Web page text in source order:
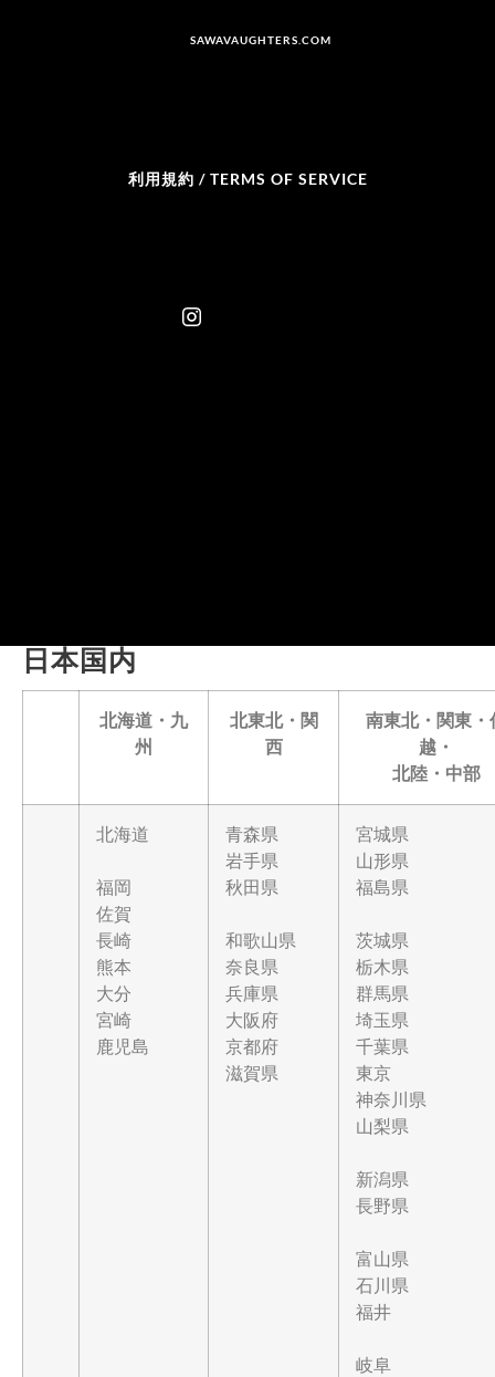
SAWAVAUGHTERS.COM
利用規約 / TERMS OF SERVICE
日本国内
北海道・九
州
北東北・関
西
南東北・関東・
越・
北陸・中部
北海道
福岡
佐賀
長崎
熊本
大分
宮崎
鹿児島
青森県
岩手県
秋田県
和歌山県
奈良県
兵庫県
大阪府
京都府
滋賀県
宮城県
山形県
福島県
茨城県
栃木県
群馬県
埼玉県
千葉県
東京
神奈川県
山梨県
新潟県
長野県
富山県
石川県
福井
岐阜